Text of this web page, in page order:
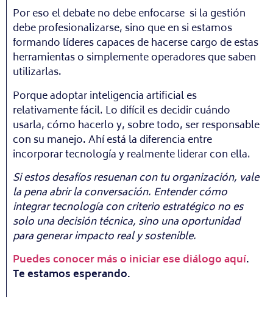
Por eso el debate no debe enfocarse si la gestión
debe profesionalizarse, sino que en si estamos
formando líderes capaces de hacerse cargo de estas
herramientas o simplemente operadores que saben
utilizarlas.
Porque adoptar inteligencia artificial es
relativamente fácil. Lo difícil es decidir cuándo
usarla, cómo hacerlo y, sobre todo, ser responsable
con su manejo. Ahí está la diferencia entre
incorporar tecnología y realmente liderar con ella.
Si estos desafíos resuenan con tu organización, vale
la pena abrir la conversación. Entender cómo
integrar tecnología con criterio estratégico no es
solo una decisión técnica, sino una oportunidad
para generar impacto real y sostenible.
Puedes conocer más o iniciar ese diálogo aquí.
Te estamos esperando.